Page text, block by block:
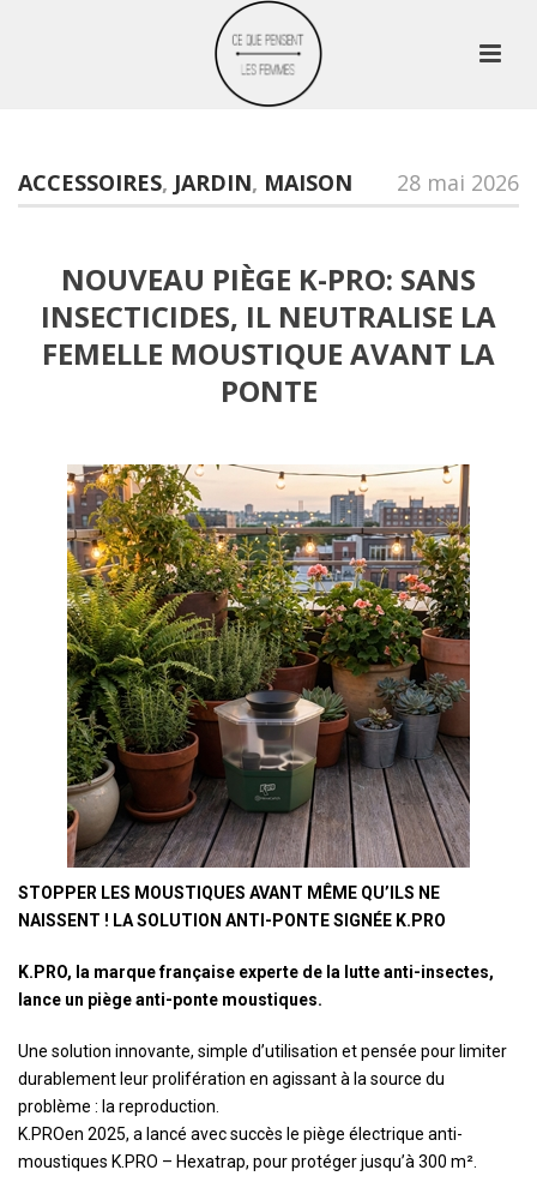
ACCESSOIRES, JARDIN, MAISON 28 mai 2026
NOUVEAU PIÈGE K-PRO: SANS
INSECTICIDES, IL NEUTRALISE LA
FEMELLE MOUSTIQUE AVANT LA
PONTE
STOPPER LES MOUSTIQUES AVANT MÊME QU’ILS NE
NAISSENT ! LA SOLUTION ANTI-PONTE SIGNÉE K.PRO
K.PRO, la marque française experte de la lutte anti-insectes,
lance un piège anti-ponte moustiques.
Une solution innovante, simple d’utilisation et pensée pour limiter
durablement leur prolifération en agissant à la source du
problème : la reproduction.
K.PROen 2025, a lancé avec succès le piège électrique anti-
moustiques K.PRO – Hexatrap, pour protéger jusqu’à 300 m².